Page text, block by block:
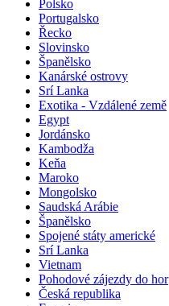
Polsko
Portugalsko
Řecko
Slovinsko
Španělsko
Kanárské ostrovy
Srí Lanka
Exotika - Vzdálené země
Egypt
Jordánsko
Kambodža
Keňa
Maroko
Mongolsko
Saudská Arábie
Španělsko
Spojené státy americké
Srí Lanka
Vietnam
Pohodové zájezdy do hor
Česká republika